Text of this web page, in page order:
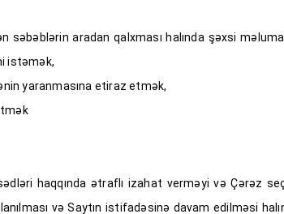
aradan qalxması halında şəxsi
istəmək,
yaranmasına etiraz etmək,
haqqında ətraflı izahat verməyi və Çərəz
və Saytın istifadəsinə davam edilməsi